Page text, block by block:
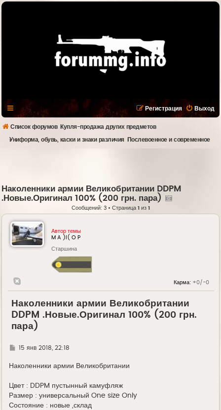
Выход
Регистрация
Список форумов Купля-продажа других предметов
Униформа, обувь, каски и знаки различия Послевоенное и современное
Наколенники армии Великобритании DDPM
.Новые.Оригинал 100% (200 грн. пара)
Сообщений: 3 • Страница 1из 1
Автор темы
M A )l( O P
Старшина
Карма: +0/-0
Наколенники армии Великобритании
DDPM .Новые.Оригинал 100% (200 грн.
пара)
Г15 янв 2018, 22:18
Наколенники армии Великобритании
Цвет : DDPM пустынный камуфляж
Размер : универсальный One size Only
Состояние : новые ,склад